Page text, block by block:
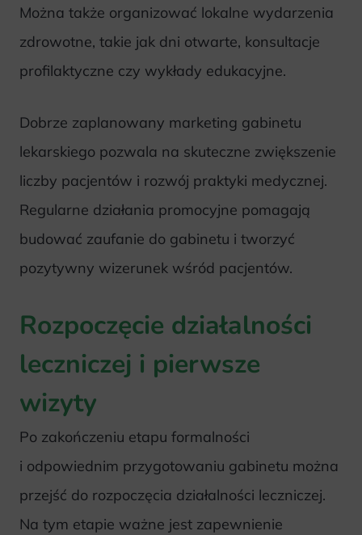
Można także organizować lokalne wydarzenia
zdrowotne, takie jak dni otwarte, konsultacje
profilaktyczne czy wykłady edukacyjne.
Dobrze zaplanowany marketing gabinetu
lekarskiego pozwala na skuteczne zwiększenie
liczby pacjentów i rozwój praktyki medycznej.
Regularne działania promocyjne pomagają
budować zaufanie do gabinetu i tworzyć
pozytywny wizerunek wśród pacjentów.
Rozpoczęcie działalności
leczniczej i pierwsze
wizyty
Po zakończeniu etapu formalności
i odpowiednim przygotowaniu gabinetu można
przejść do rozpoczęcia działalności leczniczej.
Na tym etapie ważne jest zapewnienie